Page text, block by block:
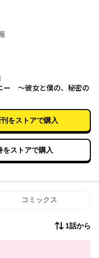
フレになったOLの奈々
はずなのに、どこかミス
になってしまい……。
が打ち明けた「秘密」と
09月01日
ー ～彼女と僕の、秘密の
をストアで購入
をストアで購入
コミックス
1話から